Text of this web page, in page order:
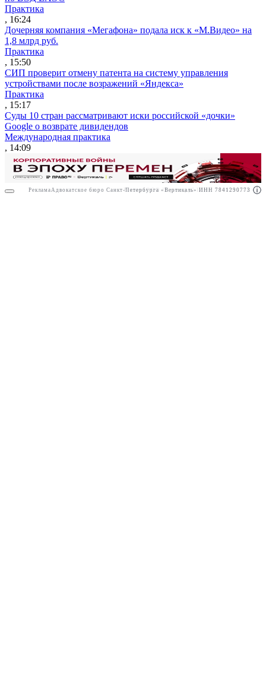
РекламаООО "Право.ру" ИНН: 7704835288
Практика
, 16:24
Дочерняя компания «Мегафона» подала иск к «М.Видео» на
1,8 млрд руб.
Практика
, 15:50
СИП проверит отмену патента на систему управления
устройствами после возражений «Яндекса»
Практика
, 15:17
Суды 10 стран рассматривают иски российской «дочки»
Google о возврате дивидендов
Международная практика
, 14:09
Реклама Адвокатское бюро Санкт-Петербурга «Вертикаль» ИНН 7841290773